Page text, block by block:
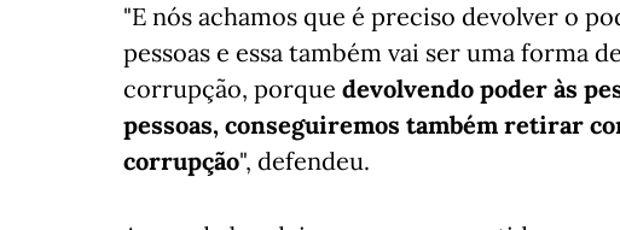
"E nós achamos que é preciso devolver o
pessoas e essa também vai ser uma forma
corrupção, porque devolvendo poder às
pessoas, conseguiremos também retirar
corrupção", defendeu.